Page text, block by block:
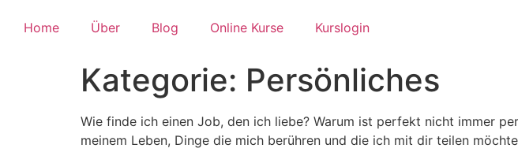
Home Über Blog Online Kurse Kurslogin
Kategorie: Persönliches
Wie finde ich einen Job, den ich liebe? Warum ist perfekt nicht immer
meinem Leben, Dinge die mich berühren und die ich mit dir teilen